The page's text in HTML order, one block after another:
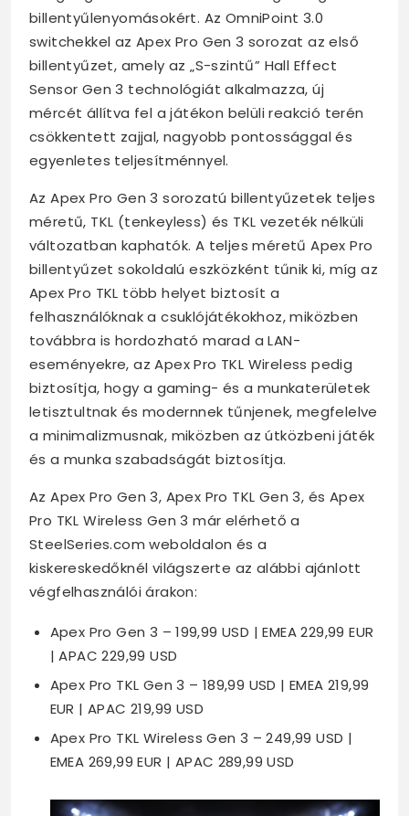
billentyűlenyomásokért. Az OmniPoint 3.0
switchekkel az Apex Pro Gen 3 sorozat az első
billentyűzet, amely az „S-szintű” Hall Effect
Sensor Gen 3 technológiát alkalmazza, új
mércét állítva fel a játékon belüli reakció terén
csökkentett zajjal, nagyobb pontossággal és
egyenletes teljesítménnyel.
Az Apex Pro Gen 3 sorozatú billentyűzetek teljes
méretű, TKL (tenkeyless) és TKL vezeték nélküli
változatban kaphatók. A teljes méretű Apex Pro
billentyűzet sokoldalú eszközként tűnik ki, míg az
Apex Pro TKL több helyet biztosít a
felhasználóknak a csuklójátékokhoz, miközben
továbbra is hordozható marad a LAN-
eseményekre, az Apex Pro TKL Wireless pedig
biztosítja, hogy a gaming- és a munkaterületek
letisztultnak és modernnek tűnjenek, megfelelve
a minimalizmusnak, miközben az útközbeni játék
és a munka szabadságát biztosítja.
Az Apex Pro Gen 3, Apex Pro TKL Gen 3, és Apex
Pro TKL Wireless Gen 3 már elérhető a
SteelSeries.com weboldalon és a
kiskereskedőknél világszerte az alábbi ajánlott
végfelhasználói árakon:
Apex Pro Gen 3 – 199,99 USD | EMEA 229,99 EUR
| APAC 229,99 USD
Apex Pro TKL Gen 3 – 189,99 USD | EMEA 219,99
EUR | APAC 219,99 USD
Apex Pro TKL Wireless Gen 3 – 249,99 USD |
EMEA 269,99 EUR | APAC 289,99 USD